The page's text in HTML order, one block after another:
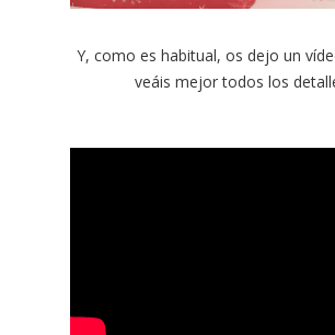
Y, como es habitual, os dejo un
veáis mejor todos los